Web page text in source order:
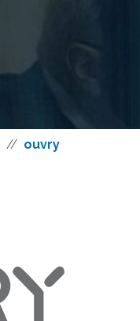
// ouvry